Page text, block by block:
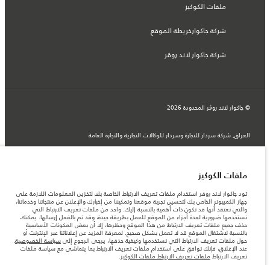
ملفات الكوكيز
شركة جاكوارخريطة الموقع
شركة جاكوار لاند روڤر
© جاكوار لاند روڨر المحدودة 2026
العراق, شركة سردار للتجارة وسردار للوكالات التجارية والتجارة العامة
الأرقام المقدمة هي نتيجة لاختبارات المصنع الرسمية وفقاً لتشريعات الاتحاد الأوروبي. قد
يتباين استهلك الوقود الفعلي للمركبة عن ذلك المتحقق في تلك الاختبارات كما أن هذه
الأرقام بغرض المقارنة فحسب.
ملاحظة مهمة حول الصور والمواصفات. إن النقص العالمي في أشباه الموصلات يؤثر حاليًا
في مواصفات تصميم السيارات وتوفر الخيارات وتوقيتات التصاميم. هذا ظرف ديناميكي
للغاية، ونتيجة لذلك، قد لا تمثّل الصور المستخدَمة ضمن موقع الويب حاليًا المواصفات الحالية
بالكامل بالنسبة إلى الميزات والخيارات والحلية ومجموعات الألوان. يرجى استشارة وكيلك الذي
سيتمكّن من تأكيد أي تقييدات حالية معك للسماح لك باتخاذ قرار مدروس
ملفات الكوكيز
تود جاكوار لاند روفر استخدام ملفات تعريف الارتباط الخاصة بك لتخزين المعلومات اللازمة على
جهاز الكمبيوتر الخاص بك لتحسين تجربة موقعنا وتمكيننا من إخبارك والإعلان عن منتجاتنا وخدماتنا،
والتي نعتقد أنها قد تكون ذات أهمية بالنسبة إليك. واحد من ملفات تعريف الارتباط التي
نستخدمها ضرورية لعدة أجزاء من الموقع للعمل بطريقة جيدة، وقد تم بالفعل إرسالها. يمكنك
حذف جميع ملفات تعريف الارتباط من هذا الموقع وحظرها، إلا أن بعض المكونات الأساسية
بالنسبة لاشتغال الموقع قد لا تعمل بشكل صحيح. لمعرفة المزيد عن إعلاناتنا عبر الإنترنت أو
حول ملفات تعريف الارتباط التي نستخدمها وكيفية حذفها، يرجى الرجوع إلى سياسة الخصوصية.
عند الإغلاق، فإنك توافق على استخدام ملفات تعريف الارتباط بما يتماشى مع سياسة ملفات
تعريف الارتباط ملفات تعريف الارتباط ملفات الكوكيز.